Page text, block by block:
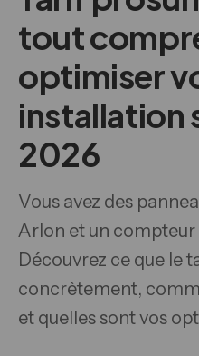
tout
optimiser
installation
2026
Vous avez des
Arlon et un compteur
Découvrez ce que le
concrètement,
et quelles sont vos